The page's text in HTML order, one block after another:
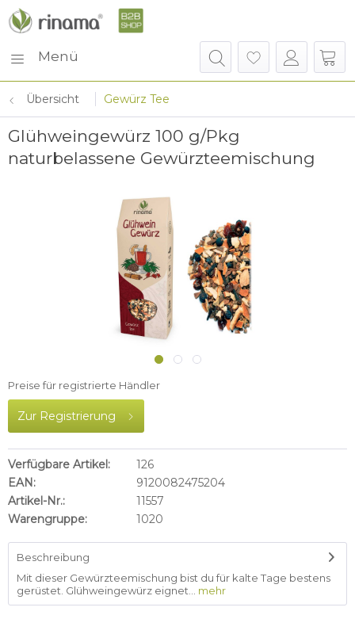
Menü
Übersicht Gewürz Tee
Glühweingewürz 100 g/Pkg
naturbelassene Gewürzteemischung
Preise für registrierte Händler
Zur Registrierung
Verfügbare Artikel:
126
EAN:
9120082475204
Artikel-Nr.:
11557
Warengruppe:
1020
Beschreibung
Mit dieser Gewürzteemischung bist du für kalte Tage bestens
gerüstet. Glühweingewürz eignet...
mehr